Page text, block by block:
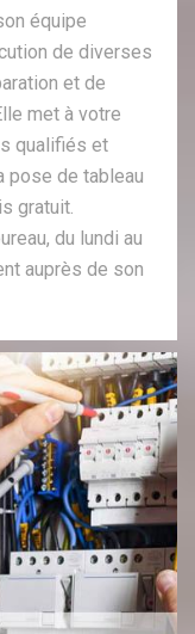
équipe
de diverses
et de
met à votre
qualifiés et
pose de tableau
gratuit.
du lundi au
auprès de son